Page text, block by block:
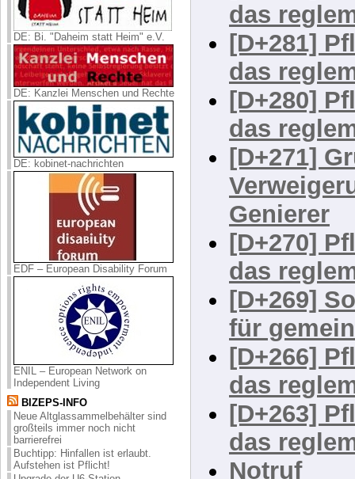
DE: Bi. "Daheim statt Heim" e.V.
DE: Kanzlei Menschen und Rechte
DE: kobinet-nachrichten
EDF – European Disability Forum
ENIL – European Network on
Independent Living
BIZEPS-INFO
Neue Altglassammelbehälter sind
großteils immer noch nicht
barrierefrei
Buchtipp: Hinfallen ist erlaubt.
Aufstehen ist Pflicht!
[D+290]
das
[D+281]
das
[D+280]
das
[D+271]
Genierer
[D+270]
das
[D+269]
für
[D+266]
das
[D+263]
das